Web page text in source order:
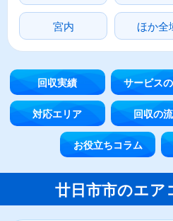
宮内 ほか全
回収実績 サービス
対応エリア 回収の
お役立ちコラム
廿日市市のエア